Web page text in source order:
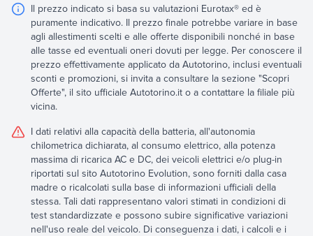
Il prezzo indicato si basa su valutazioni Eurotax® ed è
puramente indicativo. Il prezzo finale potrebbe variare in base
agli allestimenti scelti e alle offerte disponibili nonché in base
alle tasse ed eventuali oneri dovuti per legge. Per conoscere il
prezzo effettivamente applicato da Autotorino, inclusi eventuali
sconti e promozioni, si invita a consultare la sezione "Scopri
Offerte", il sito ufficiale Autotorino.it o a contattare la filiale più
vicina.
I dati relativi alla capacità della batteria, all'autonomia
chilometrica dichiarata, al consumo elettrico, alla potenza
massima di ricarica AC e DC, dei veicoli elettrici e/o plug-in
riportati sul sito Autotorino Evolution, sono forniti dalla casa
madre o ricalcolati sulla base di informazioni ufficiali della
stessa. Tali dati rappresentano valori stimati in condizioni di
test standardizzate e possono subire significative variazioni
nell'uso reale del veicolo. Di conseguenza i dati, i calcoli e i